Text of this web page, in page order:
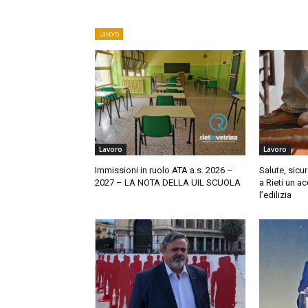
Lavoro
Lavoro
Immissioni in ruolo ATA a.s. 2026 –
2027 – LA NOTA DELLA UIL SCUOLA
Lavoro
​Salute,
a Rieti un
l’edilizia